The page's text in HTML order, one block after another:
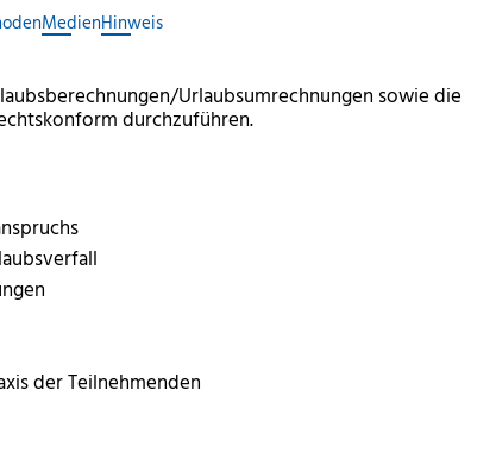
MedienHinweis
Urlaubsumrechnungen sowie die
durchzuführen.
der Teilnehmenden